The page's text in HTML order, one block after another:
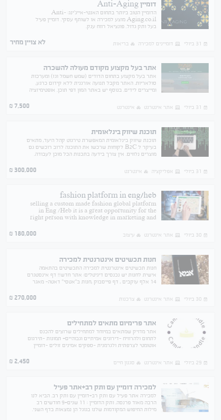
דומיין Anti-Aging
הדומיין הטוב ביותר בתחום האנטי-אייג'ינג: Anti-
Aging.co.il מוצע למכירה או לשותף עסקי. דומיין פעיל
בעל ותק גדול. פונציאל רווח ענק.
31 ביולי דומיינים למכירה בריאות לא צויין מחיר
אתר בעל מקצוע מקודם מעולה להשכרה
אתר בעל מקצוע בתחום הדודים (שמש חשמל וגז) ומערכות
סולאריות. האתר מקבל תנועה אורגנית ללא קידום כרגע,
ומייצרים לידים. בנוסף יש באתר המון דפי תוכן. אופטימיזציה
31 ביולי
אתר אינטרנט אינטרנט 7,500
₪
תוכנת שיווק בינלאומית
תוכנת שיווק בינלאומית המאפשרת טירגוט קהל היעד, מתאים
בעיקר ל B2C לקוחות שרכשו את התוכנה לרוב רוכשים גם
מוצרים נלווים. אין צורך בידעה בתכנות הכל מוכן לעבודה.
31 ביולי אפליקציה אינטרנט 300,000
₪
fashion platform in eng/heb
selling a custom made fashion global platform
in Eng /Heb it is a great opportunity for the
right person with knowledge in marketing and
30 ביולי אתר אינטרנט עיצוב 180,000
₪
חנות תכשיטים אינטרנטית למכירה
חנות תכשיטים אינטרנטית למכירה התכשיטים בהתאמה
אישית לחנות יש נכנסים דיגיטלים: אתר חדש!! דף אינסטגרם
14 אלף עוקבים , דף פייסבוק ,חנות ב"אטסי" דאטה- מאגר
30 ביולי
אתר אינטרנט צרכנות 270,000
₪
אתר פרימיום מתאים למתחילים
אתר מדויק שמתאים במיוחד למתחילים שרוצים להכנס
לתחום ולהרוויח -דירוגים אמיתיים וגבוהיים+ תמונות -תירגום
אוטומטי לצרפתית ולגרמנית -ספקים אמינים זולים -דומיין
29 ביולי
אתר אינטרנט סגנון חיים 2,450
₪
למכירה דומיין עם ותק רב+אתר פעיל
למכירה אתר פעיל עם ותק רב+דומיין עם ותק רב. הביא לנו
הרבה מאוד פרנסה. ותק הדומיין : 11 שנים+9 חודשים רב
מילות החיפוש המקודמות שלנו בגוגל הן נמצאות בדף השני.